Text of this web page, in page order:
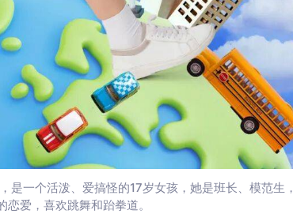
一个活泼、爱搞怪的17岁女孩，她是班长、模范生，
爱，喜欢跳舞和跆拳道。